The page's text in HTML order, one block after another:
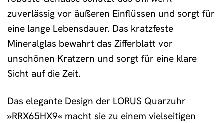
zuverlässig vor äußeren Einflüssen und sorgt für
eine lange Lebensdauer. Das kratzfeste
Mineralglas bewahrt das Zifferblatt vor
unschönen Kratzern und sorgt für eine klare
Sicht auf die Zeit.
Das elegante Design der LORUS Quarzuhr
»RRX65HX9« macht sie zu einem vielseitigen